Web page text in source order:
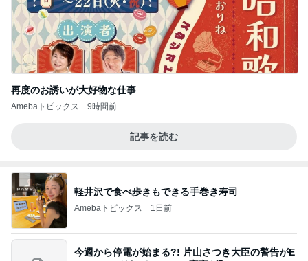
再度のお誘いが大好物な仕事
Amebaトピックス 9時間前
記事を読む
軽井沢で食べ歩きもできる手巻き寿司
Amebaトピックス 1日前
今週から停電が始まる?! 片山さつき大臣の警告がE